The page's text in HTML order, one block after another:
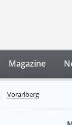
Magazine
Vorarlberg